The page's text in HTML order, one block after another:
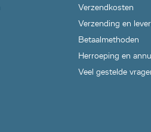
Verzendkosten
Verzending en
Betaalmethoden
Herroeping en
Veel gestelde